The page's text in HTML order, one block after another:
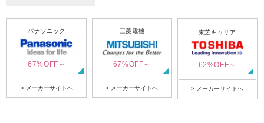
パナソニック
67%OFF～
> メーカーサイトへ
三菱電機
67%OFF～
> メーカーサイトへ
東芝キャリア
62%OFF～
> メーカーサイトへ